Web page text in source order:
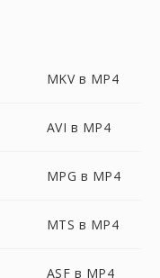
MKV в MP4
AVI в MP4
MPG в MP4
MTS в MP4
ASF в MP4